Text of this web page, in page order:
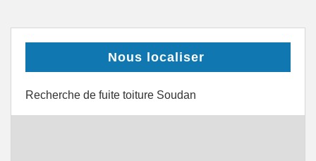
Nous localiser
Recherche de fuite toiture Soudan